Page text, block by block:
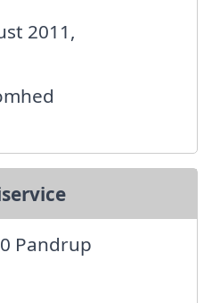
2011,
Pandrup